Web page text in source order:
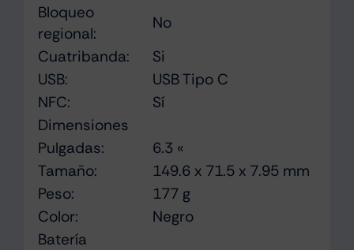
Bloqueo
regional:
No
Cuatribanda:
Si
USB:
USB Tipo C
NFC:
Sí
Dimensiones
Pulgadas:
6.3 «
Tamaño:
149.6 x 71.5 x 7.95 mm
Peso:
177 g
Color:
Negro
Batería